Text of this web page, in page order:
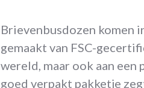
Brievenbusdozen komen
gemaakt van FSC-
wereld, maar ook aan
goed verpakt pakketje